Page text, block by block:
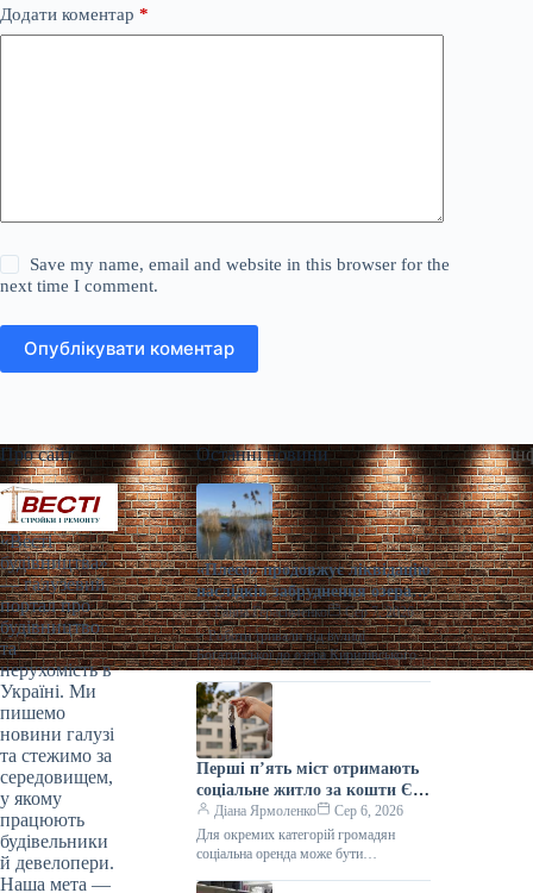
Додати коментар *
Save my name, email and website in this browser for the
next time I comment.
Опублікувати коментар
Про сайт
«Весті
будівництва»
— галузевий
портал про
будівництво
та
нерухомість в
Україні. Ми
пишемо
новини галузі
та стежимо за
середовищем,
у якому
працюють
будівельники
й девелопери.
Наша мета —
Останні новини
«Плесо» продовжує ліквідацію
наслідків забруднення озера
Кирилівського та струмка
Сирець | Столична
Нерухомість
Ганна Герасименко
Сер 7, 2026
> Роботи тривали від вулиці
Богатирської до озера Кирилівського, а
також вище за течією в напрямку
джерела забруднення. Сьогодні,
10:15…
Перші п’ять міст отримають
соціальне житло за кошти ЄІБ
в Україні
Діана Ярмоленко
Сер 6, 2026
Для окремих категорій громадян
соціальна оренда може бути